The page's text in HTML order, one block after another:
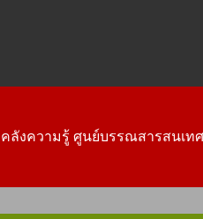
คลังความรู้ ศูนย์บรรณสารสนเท